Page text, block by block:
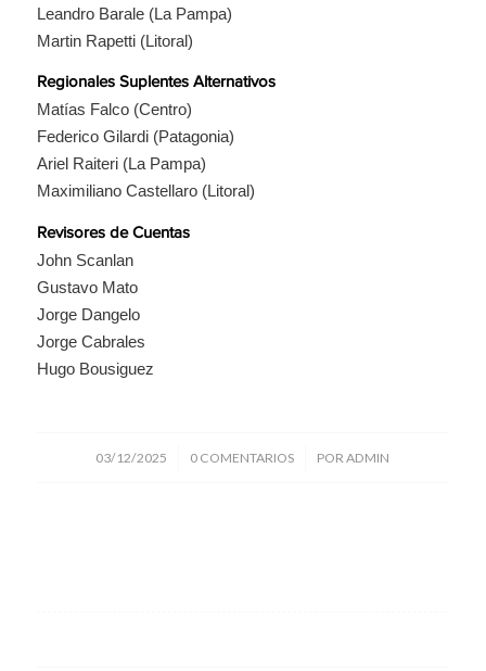
Leandro Barale (La Pampa)
Martin Rapetti (Litoral)
Regionales Suplentes Alternativos
Matías Falco (Centro)
Federico Gilardi (Patagonia)
Ariel Raiteri (La Pampa)
Maximiliano Castellaro (Litoral)
Revisores de Cuentas
John Scanlan
Gustavo Mato
Jorge Dangelo
Jorge Cabrales
Hugo Bousiguez
03/12/2025
/ 0 COMENTARIOS
/ PORADMIN